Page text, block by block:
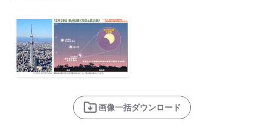
画像一括ダウンロード